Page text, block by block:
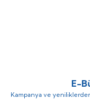
E-
Kampanya ve